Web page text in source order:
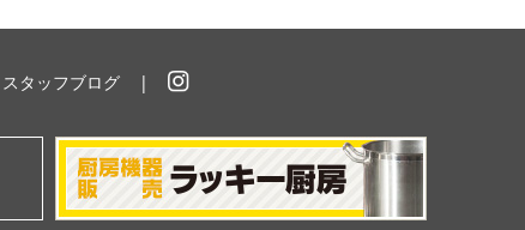
スタッフブログ
ス
タ
グ
ラ